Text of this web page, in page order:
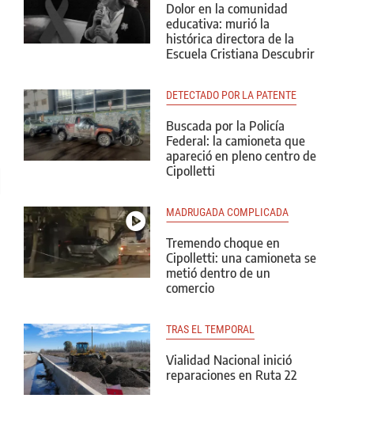
Dolor en la comunidad
educativa: murió la
histórica directora de la
Escuela Cristiana Descubrir
DETECTADO POR LA PATENTE
Buscada por la Policía
Federal: la camioneta que
apareció en pleno centro de
Cipolletti
MADRUGADA COMPLICADA
Tremendo choque en
Cipolletti: una camioneta se
metió dentro de un
comercio
TRAS EL TEMPORAL
Vialidad Nacional inició
reparaciones en Ruta 22